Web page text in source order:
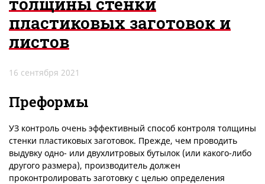
пластиковых заготовок и
листов
16 сентября 2021
Преформы
УЗ контроль очень эффективный способ контроля толщины
стенки пластиковых заготовок. Прежде, чем проводить
выдувку одно- или двухлитровых бутылок (или какого-либо
другого размера), производитель должен
проконтролировать заготовку с целью определения